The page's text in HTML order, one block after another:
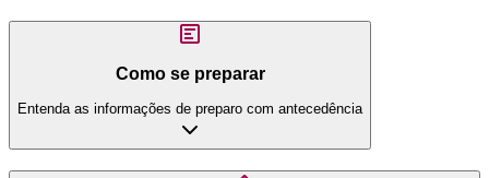
Como se preparar
Entenda as informações de preparo com antecedência